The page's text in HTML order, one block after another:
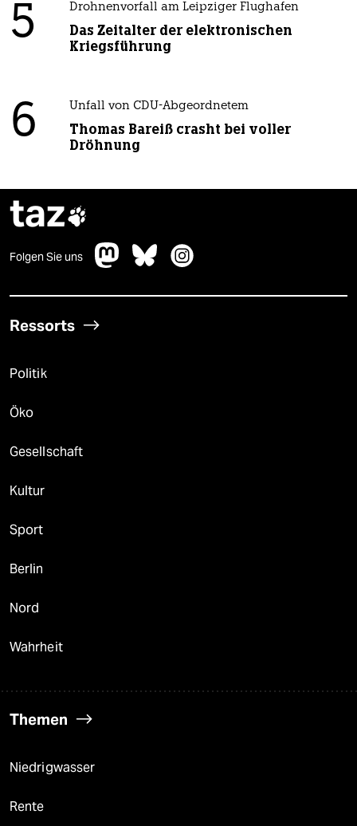
5 Drohnenvorfall am Leipziger Flughafen
Das Zeitalter der elektronischen
Kriegsführung
6 Unfall von CDU-Abgeordnetem
Thomas Bareiß crasht bei voller
Dröhnung
taz
Folgen Sie uns
Ressorts
Politik
Öko
Gesellschaft
Kultur
Sport
Berlin
Nord
Wahrheit
Themen
Niedrigwasser
Rente